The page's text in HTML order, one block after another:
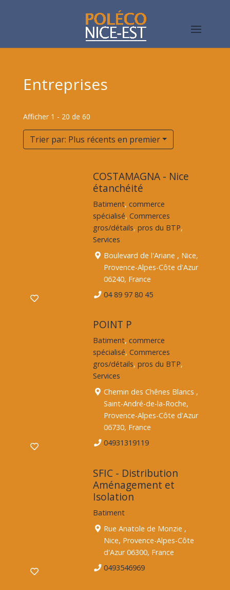
Entreprises
Afficher 1 - 20 de 60
Trier par: Plus récents en premier
COSTAMAGNA - Nice
étanchéité
Batiment, commerce
spécialisé, Commerces
gros/détails, pros du BTP,
Services
Boulevard de l'Ariane , Nice,
Provence-Alpes-Côte d'Azur
06240, France
04 89 97 80 45
POINT P
Batiment, commerce
spécialisé, Commerces
gros/détails, pros du BTP,
Services
Chemin des Chênes Blancs ,
Saint-André-de-la-Roche,
Provence-Alpes-Côte d'Azur
06730, France
04931319119
SFIC - Distribution
Aménagement et
Isolation
Batiment
Rue Anatole de Monzie ,
Nice, Provence-Alpes-Côte
d'Azur 06300, France
0493546969